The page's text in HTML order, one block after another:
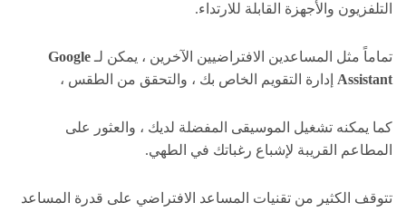
التلفزيون والأجهزة القابلة للارتداء.
تماماً مثل المساعدين الافتراضيين الآخرين ، يمكن لـGoogle
Assistant إدارة التقويم الخاص بك ، والتحقق من الطقس ،
كما يمكنه تشغيل الموسيقى المفضلة لديك ، والعثور على
المطاعم القريبة لإشباع رغباتك في الطهي.
تتوقف الكثير من تقنيات المساعد الافتراضي على قدرة المساعد